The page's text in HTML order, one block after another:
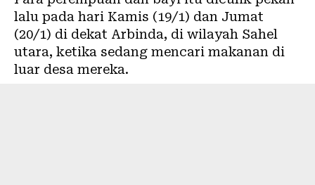
lalu pada hari Kamis (19/1) dan Jumat
(20/1) di dekat Arbinda, di wilayah Sahel
utara, ketika sedang mencari makanan di
luar desa mereka.